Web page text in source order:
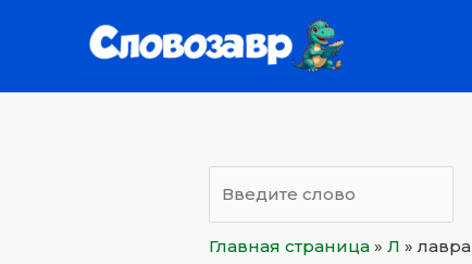
Главная страница » Л » лавра